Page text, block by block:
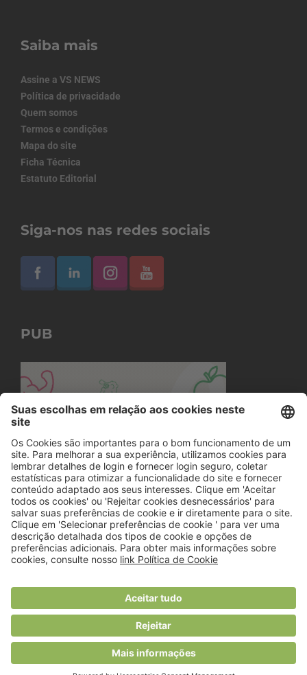
Saiba mais
Assine a VS NEWS
Política de privacidade
Quem somos
Termos e condições
Mapa do site
Ficha Técnica
Estatuto Editorial
Siga-nos nas redes sociais
PUB
© 2018 Viver Saudável
O portal dos profissionais de nutrição
Created byRHP Consulting